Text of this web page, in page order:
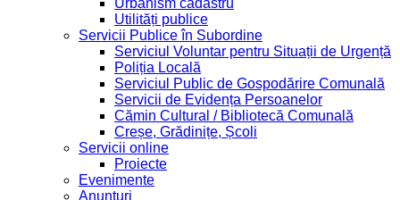
Urbanism cadastru
Utilități publice
Servicii Publice în Subordine
Serviciul Voluntar pentru Situații de Urgență
Poliția Locală
Serviciul Public de Gospodărire Comunală
Servicii de Evidența Persoanelor
Cămin Cultural / Bibliotecă Comunală
Creșe, Grădinițe, Școli
Servicii online
Proiecte
Evenimente
Anunțuri